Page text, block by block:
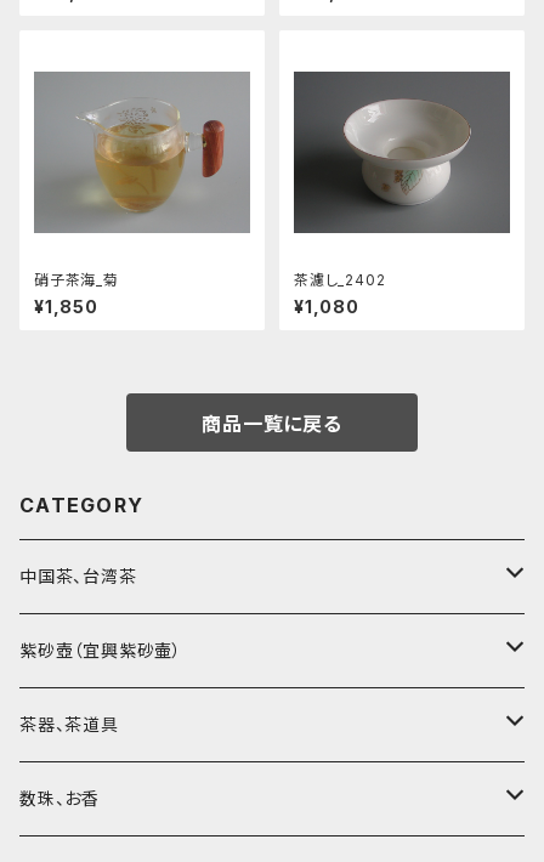
硝子茶海_菊
¥1,850
茶濾し_2402
¥1,080
商品一覧に戻る
CATEGORY
中国茶、台湾茶
烏龍茶（ウーロン茶）
黒茶（緊圧茶、普洱茶）
紅茶、白茶、緑茶
紫砂壺（宜興紫砂壷）
大師、名人、高工の作品
周菊英（高級工藝美術師）
茶器、茶道具
茶杯、聞香杯
数珠、お香